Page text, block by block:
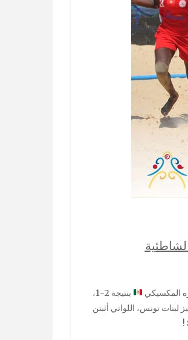
بنتيجة 2-1،
أداء مميز لبنات تونس، اللواتي أثبتن